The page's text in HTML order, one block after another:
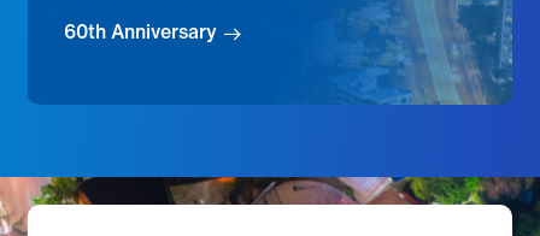
60th Anniversary